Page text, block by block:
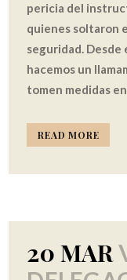
pericia del
quienes soltaron
seguridad. Desde
hacemos un
tomen medidas
READ MORE
20 MAR